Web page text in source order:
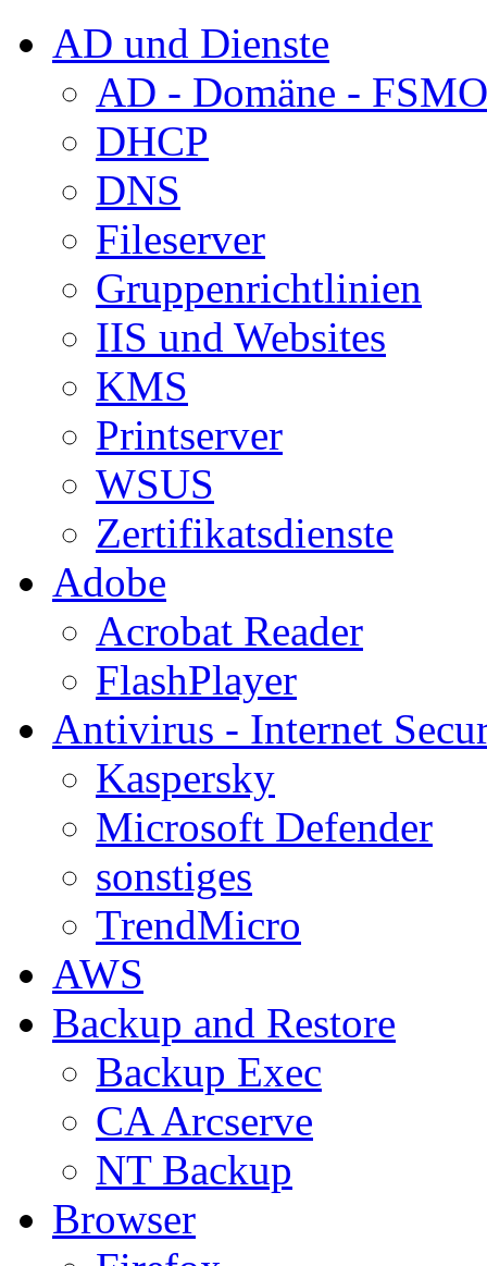
AD und Dienste
AD - Domäne - FSMO
DHCP
DNS
Fileserver
Gruppenrichtlinien
IIS und Websites
KMS
Printserver
WSUS
Zertifikatsdienste
Adobe
Acrobat Reader
FlashPlayer
Antivirus - Internet
Kaspersky
Microsoft Defender
sonstiges
TrendMicro
AWS
Backup and Restore
Backup Exec
CA Arcserve
NT Backup
Browser